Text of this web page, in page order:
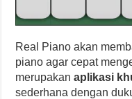
Real Piano akan
piano agar cepat
merupakanaplikasi
sederhana dengan